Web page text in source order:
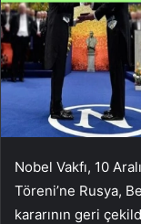
Nobel Vakfı, 10
Töreni’ne Rusya,
kararının geri